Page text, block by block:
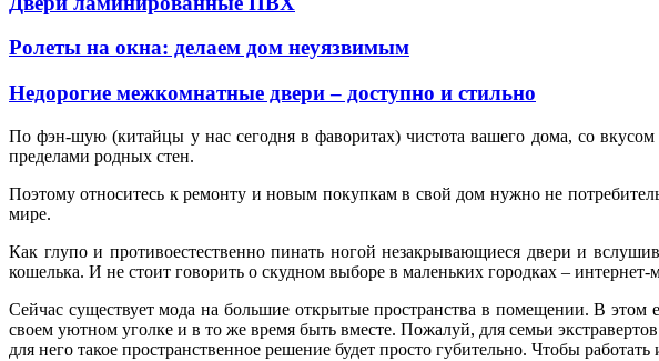
Ролеты на окна: делаем дом неуязвимым
Недорогие межкомнатные двери – доступно и стильно
По фэн-шую (китайцы у нас сегодня в фаворитах) чистота вашего дома, со
пределами родных стен.
Поэтому относитесь к ремонту и новым покупкам в свой дом нужно не
мире.
Как глупо и противоестественно пинать ногой незакрывающиеся двери и
кошелька. И не стоит говорить о скудном выборе в маленьких городках –
Сейчас существует мода на большие открытые пространства в помещении. В этом
своем уютном уголке и в то же время быть вместе. Пожалуй, для семьи
для него такое пространственное решение будет просто губительно. Чтобы